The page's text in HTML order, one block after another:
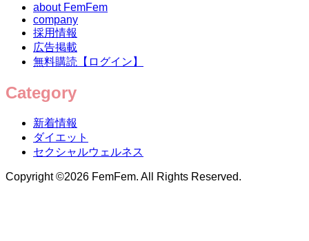
about FemFem
company
採用情報
広告掲載
無料購読【ログイン】
Category
新着情報
ダイエット
セクシャルウェルネス
Copyright ©2026 FemFem. All Rights Reserved.